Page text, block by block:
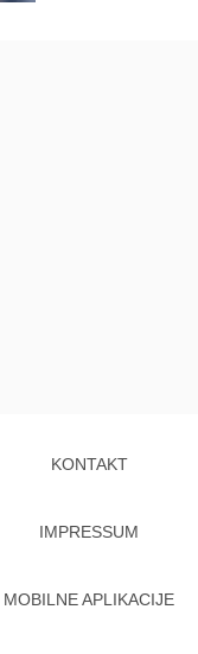
KONTAKT
IMPRESSUM
MOBILNE APLIKACIJE